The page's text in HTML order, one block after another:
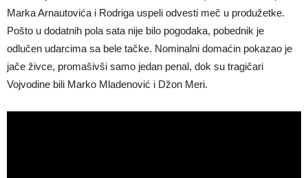
Marka Arnautovića i Rodriga uspeli odvesti meč u produžetke.
Pošto u dodatnih pola sata nije bilo pogodaka, pobednik je
odlučen udarcima sa bele tačke. Nominalni domaćin pokazao je
jače živce, promašivši samo jedan penal, dok su tragičari
Vojvodine bili Marko Mladenović i Džon Meri.